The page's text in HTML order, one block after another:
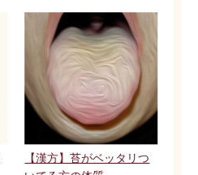
【漢方】苔がベッタリつ